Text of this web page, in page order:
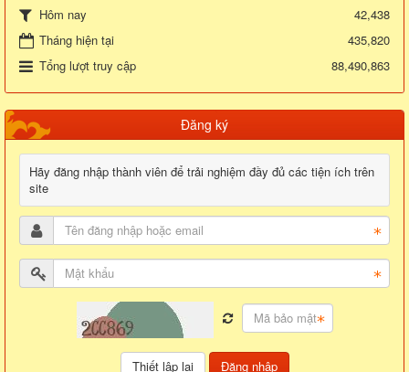
Hôm nay
42,438
Tháng hiện tại
435,820
Tổng lượt truy cập
88,490,863
Đăng ký
Hãy đăng nhập thành viên để trải nghiệm đầy đủ các tiện ích trên
site
Đăng nhập